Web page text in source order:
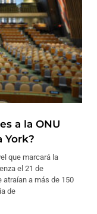
a la ONU
York?
que marcará la
el 21 de
a más de 150
de